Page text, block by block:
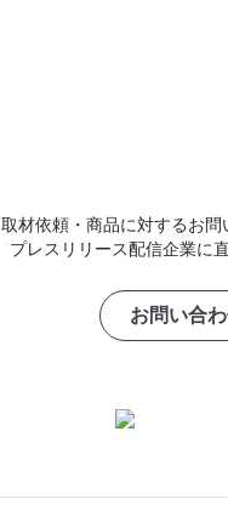
取材依頼・商品に対するお問
プレスリリース配信企業に
お問い合